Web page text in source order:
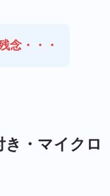
念・・・
・マイクロ